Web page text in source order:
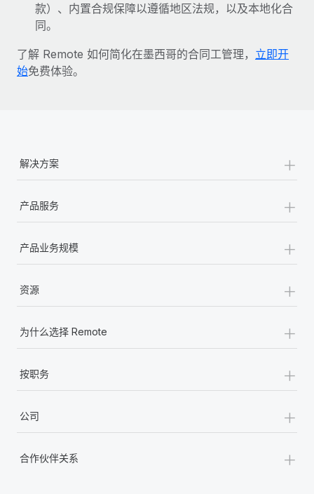
款）、内置合规保障以遵循地区法规，以及本地化合
同。
了解 Remote 如何简化在墨西哥的合同工管理， 立即开
始免费体验。
解决方案 +
产品服务 +
产品业务规模 +
资源 +
为什么选择 Remote +
按职务 +
公司 +
合作伙伴关系 +